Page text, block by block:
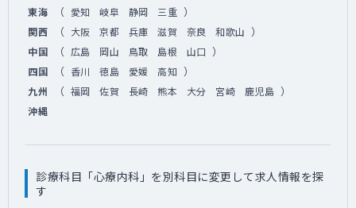
東海 （ 愛知 岐阜 静岡 三重 ）
関西 （ 大阪 京都 兵庫 滋賀 奈良 和歌山 ）
中国 （ 広島 岡山 鳥取 島根 山口 ）
四国 （ 香川 徳島 愛媛 高知 ）
九州 （ 福岡 佐賀 長崎 熊本 大分 宮崎 鹿児島 ）
沖縄
診療科目「心療内科」を別科目に変更して求人情報を探
す